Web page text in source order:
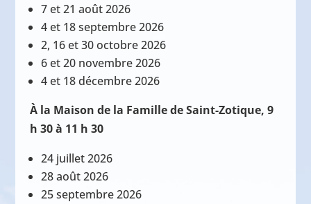
7 et 21 août 2026
4 et 18 septembre 2026
2, 16 et 30 octobre 2026
6 et 20 novembre 2026
4 et 18 décembre 2026
À la Maison de la Famille de Saint-Zotique, 9
h 30 à 11 h 30
24 juillet 2026
28 août 2026
25 septembre 2026